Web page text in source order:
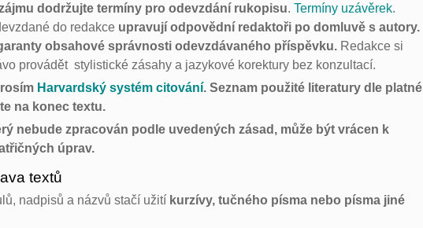
dodržujte termíny pro odevzdání rukopisu.Termíny uzávěrek.
do redakce upravují odpovědní redaktoři po domluvě s autory.
obsahové správnosti odevzdávaného příspěvku. Redakce si
provádět stylistické zásahy a jazykové korektury bez konzultací.
Harvardský systém citování. Seznam použité literatury dle platné
na konec textu.
nebude zpracován podle uvedených zásad, může být vrácen k
úprav.
textů
nadpisů a názvů stačí užití kurzívy, tučného písma nebo písma jiné